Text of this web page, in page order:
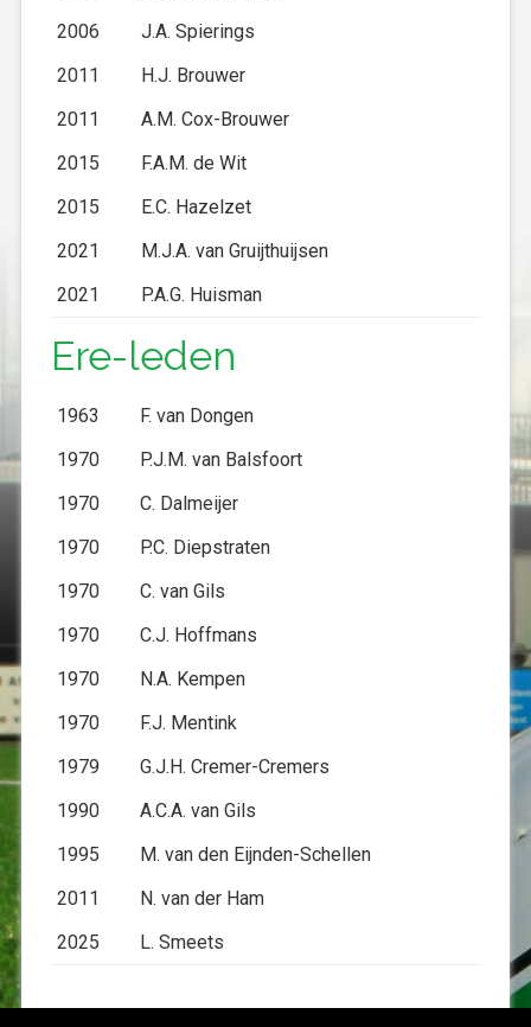
2006
J.A. Spierings
2011
H.J. Brouwer
2011
A.M. Cox-Brouwer
2015
F.A.M. de Wit
2015
E.C. Hazelzet
2021
M.J.A. van Gruijthuijsen
2021
P.A.G. Huisman
Ere-leden
1963
F. van Dongen
1970
P.J.M. van Balsfoort
1970
C. Dalmeijer
1970
P.C. Diepstraten
1970
C. van Gils
1970
C.J. Hoffmans
1970
N.A. Kempen
1970
F.J. Mentink
1979
G.J.H. Cremer-Cremers
1990
A.C.A. van Gils
1995
M. van den Eijnden-Schellen
2011
N. van der Ham
2025
L. Smeets